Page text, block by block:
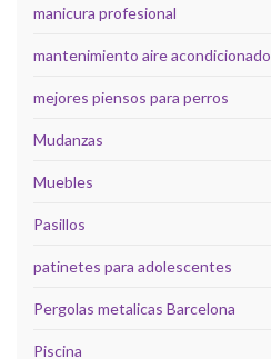
manicura profesional
mantenimiento aire acondicionado
mejores piensos para perros
Mudanzas
Muebles
Pasillos
patinetes para adolescentes
Pergolas metalicas Barcelona
Piscina